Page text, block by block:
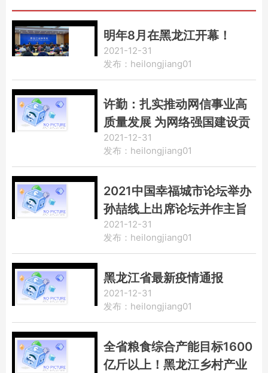
明年8月在黑龙江开幕！
2021-12-31
发布：heilongjiang01
许勤：扎实推动网信事业高
质量发展 为网络强国建设贡
献龙江力量
2021-12-31
发布：heilongjiang01
2021中国幸福城市论坛举办
孙喆线上出席论坛并作主旨
发言 | 哈尔滨当选“2021中
国最具幸福感城市”
2021-12-31
发布：heilongjiang01
黑龙江省最新疫情通报
2021-12-31
发布：heilongjiang01
全省粮食综合产能目标1600
亿斤以上！黑龙江乡村产业